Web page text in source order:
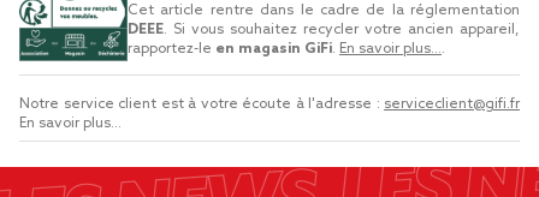
Cet article rentre dans le cadre de la réglementation
DEEE. Si vous souhaitez recycler votre ancien appareil,
rapportez-le en magasin GiFi. En savoir plus....
Notre service client est à votre écoute à l'adresse : serviceclient@gifi.fr
En savoir plus...